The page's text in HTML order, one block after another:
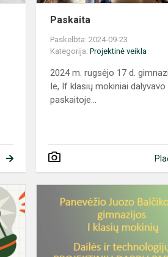
Paskaita
Paskelbta: 2024-09-23
Kategorija:Projektinė veikla
2024 m. rugsėjo 17 d.
Ie, If klasių mokiniai dalyvavo
paskaitoje...
Projektas
„Sveikatos